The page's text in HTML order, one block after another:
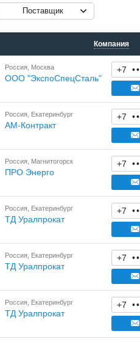
Поставщик
Компания
Россия, Москва
ООО "ЭкспоСпецСталь"
+7 ••
Россия, Екатеринбург
АМ-Контракт
+7 ••
Россия, Магнитогорск
ПРО Энерго
+7 ••
Россия, Екатеринбург
ТД Уралпрокат
+7 ••
Россия, Екатеринбург
ТД Уралпрокат
+7 ••
Россия, Екатеринбург
ТД Уралпрокат
+7 ••